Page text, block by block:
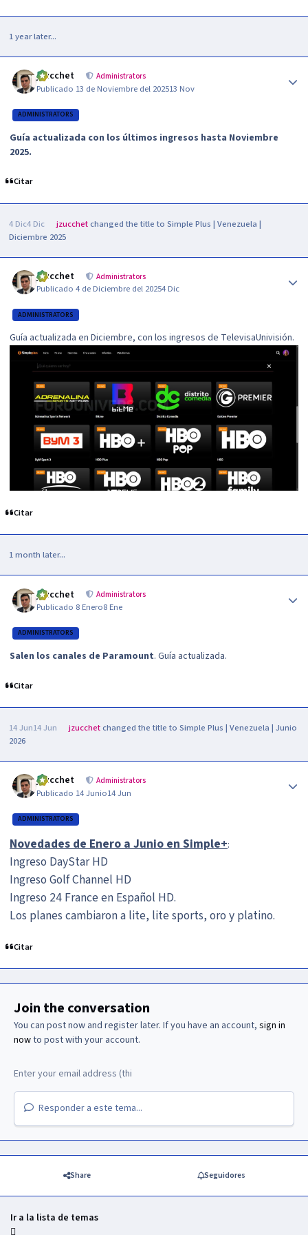
1 year later...
jzucchet Administrators
Publicado 13 de Noviembre del 202513 Nov
ADMINISTRATORS
Guía actualizada con los últimos ingresos hasta Noviembre
2025.
Citar
4 Dic4 Dic jzucchetchanged the title to Simple Plus | Venezuela |
Diciembre 2025
jzucchet Administrators
Publicado4 de Diciembre del 20254 Dic
ADMINISTRATORS
Guía actualizada en Diciembre, con los ingresos de TelevisaUnivisión.
Citar
1 month later...
jzucchet Administrators
Publicado 8 Enero8 Ene
ADMINISTRATORS
Salen los canales de Paramount. Guía actualizada.
Citar
14 Jun14 Jun jzucchetchanged the title to Simple Plus | Venezuela | Junio
2026
jzucchet Administrators
Publicado 14 Junio14 Jun
ADMINISTRATORS
Novedades de Enero a Junio en Simple+:
Ingreso DayStar HD
Ingreso Golf Channel HD
Ingreso 24 France en Español HD.
Los planes cambiaron a lite, lite sports, oro y platino.
Citar
Join the conversation
You can post now and register later. If you have an account, sign in
nowto post with your account.
Responder a este tema...
Share Seguidores
Ir a la lista de temas